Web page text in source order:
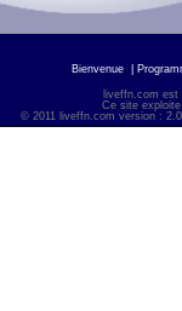
Bienvenue
liveffn.com est
Ce site
© 2011 liveffn.com version :